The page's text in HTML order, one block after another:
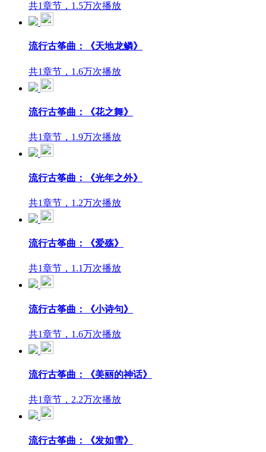
共1章节，1.5万次播放
流行古筝曲：《天地龙鳞》
共1章节，1.6万次播放
流行古筝曲：《花之舞》
共1章节，1.9万次播放
流行古筝曲：《光年之外》
共1章节，1.2万次播放
流行古筝曲：《爱殇》
共1章节，1.1万次播放
流行古筝曲：《小诗句》
共1章节，1.6万次播放
流行古筝曲：《美丽的神话》
共1章节，2.2万次播放
流行古筝曲：《发如雪》